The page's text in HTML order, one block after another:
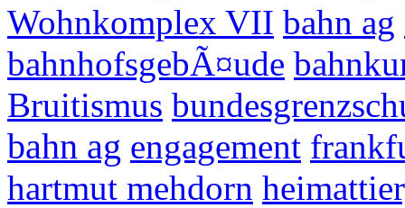
Wohnkomplex VII bahn ag
bahnhofsgebÃ¤ude
Bruitismus
bahn ag engagement
hartmut mehdorn